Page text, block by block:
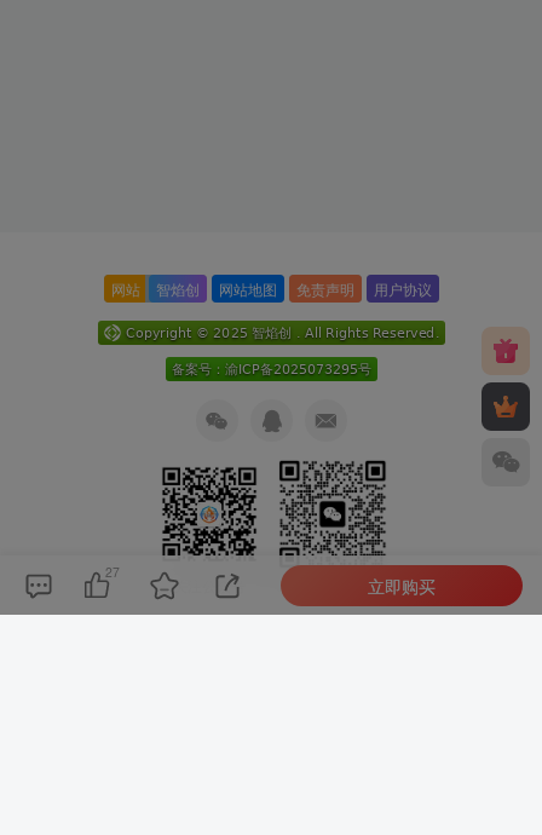
网站 智焰创 网站地图 免责声明 用户协议
关注公众号
27
立即购买